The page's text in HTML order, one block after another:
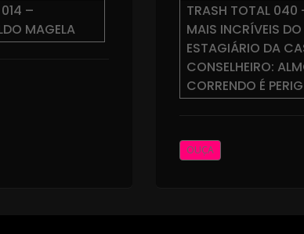
–
MAGELA
TRASH TOTAL 040
MAIS INCRÍVEIS
ESTAGIÁRIO DA
CONSELHEIRO:
CORRENDO É
OUÇA